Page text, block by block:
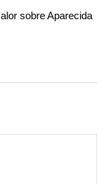
sobre Aparecida